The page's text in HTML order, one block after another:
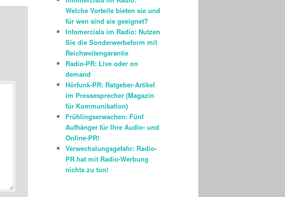
Welche Vorteile bieten sie und
für wen sind sie geeignet?
Infomercials im Radio: Nutzen
Sie die Sonderwerbeform mit
Reichweitengarantie
Radio-PR: Live oder on
demand
Hörfunk-PR: Ratgeber-Artikel
im Pressesprecher (Magazin
für Kommunikation)
Frühlingserwachen: Fünf
Aufhänger für Ihre Audio- und
Online-PR!
Verwechslungsgefahr: Radio-
PR hat mit Radio-Werbung
nichts zu tun!